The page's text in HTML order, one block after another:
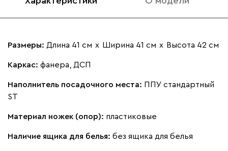
Размеры: Длина 41 см х Ширина 41 см х Высота 42 см
Каркас: фанера, ДСП
Наполнитель посадочного места: ППУ стандартный
ST
Материал ножек (опор): пластиковые
Наличие ящика для белья: без ящика для белья